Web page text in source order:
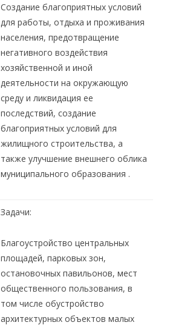
Создание благоприятных условий
для работы, отдыха и проживания
населения, предотвращение
негативного воздействия
хозяйственной и иной
деятельности на окружающую
среду и ликвидация ее
последствий, создание
благоприятных условий для
жилищного строительства, а
также улучшение внешнего облика
муниципального образования .
Задачи:
Благоустройство центральных
площадей, парковых зон,
остановочных павильонов, мест
общественного пользования, в
том числе обустройство
архитектурных объектов малых